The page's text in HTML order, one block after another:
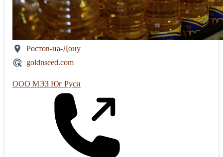
Ростов-на-Дону
goldnseed.com
ООО МЭЗ Юг Руси